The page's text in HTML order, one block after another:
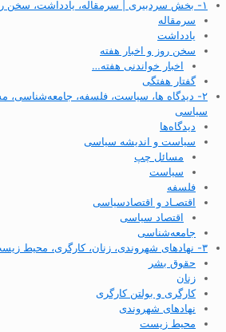
۱- بخش سردبیری | سرمقاله، یادداشت، سخن روز و پژوهش‌ها
سرمقاله
یادداشت
سخن روز و اخبار هفته
اخبار خواندنی هفته…
گفتار هفتگی
۲- دیدگاه ها، سیاست، فلسفه، جامعه‌شناسی،
سیاسی
دیدگاه‌ها
سیاست و اندیشه سیاسی
مسائل چپ
سیاست
فلسفه
اقتصـاد و اقتصاد‌سیاسی
اقتصاد سیاسی
جامعه‌شناسی
۳- نهادهای شهروندی، زنان، کارگری، محیط زیست، و حقوق بشر
حقوق بشر
زنان
کارگری و بولتن کارگری
نهادهای شهروندی
محیط زیست